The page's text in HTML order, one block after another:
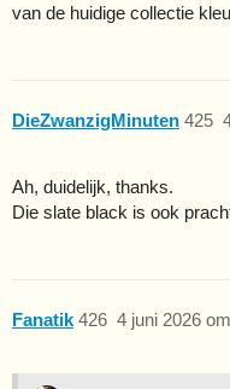
van de huidige collectie
DieZwanzigMinuten 425
Ah, duidelijk, thanks.
Die slate black is ook
Fanatik 4 juni 2026
426